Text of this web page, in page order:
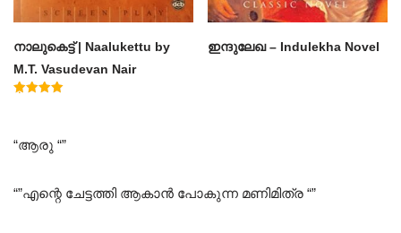
നാലുകെട്ട് | Naalukettu by
M.T. Vasudevan Nair
ഇന്ദുലേഖ – Indulekha Novel
“ആരു “”
“”എന്റെ ചേട്ടത്തി ആകാൻ പോകുന്ന മണിമിത്ര “”